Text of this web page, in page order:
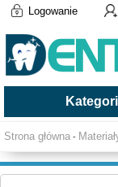
Logowanie
Strona główna -